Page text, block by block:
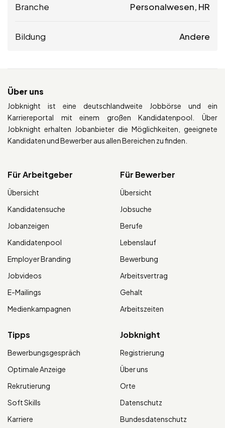
Branche Personalwesen, HR
Bildung Andere
Über uns
Jobknight ist eine deutschlandweite Jobbörse und ein
Karriereportal mit einem großen Kandidatenpool. Über
Jobknight erhalten Jobanbieter die Möglichkeiten, geeignete
Kandidaten und Bewerber aus allen Bereichen zu finden.
Für Arbeitgeber
Übersicht
Kandidatensuche
Jobanzeigen
Kandidatenpool
Employer Branding
Jobvideos
E-Mailings
Medienkampagnen
Für Bewerber
Übersicht
Jobsuche
Berufe
Lebenslauf
Bewerbung
Arbeitsvertrag
Gehalt
Arbeitszeiten
Tipps
Bewerbungsgespräch
Optimale Anzeige
Rekrutierung
Soft Skills
Karriere
Jobknight
Registrierung
Über uns
Orte
Datenschutz
Bundesdatenschutz